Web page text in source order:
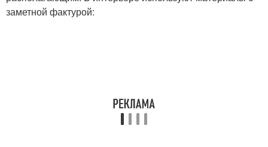
заметной фактурой: